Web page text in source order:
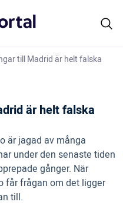
till Madrid är helt falska
är helt falska
är jagad av många
under den senaste tiden
gånger. När
får frågan om det ligger
till.